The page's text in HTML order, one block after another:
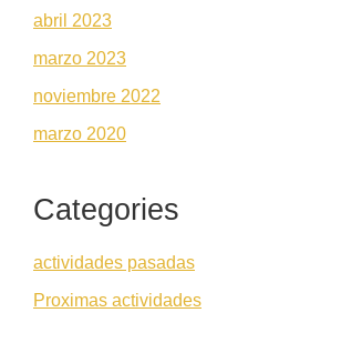
abril 2023
marzo 2023
noviembre 2022
marzo 2020
Categories
actividades pasadas
Proximas actividades